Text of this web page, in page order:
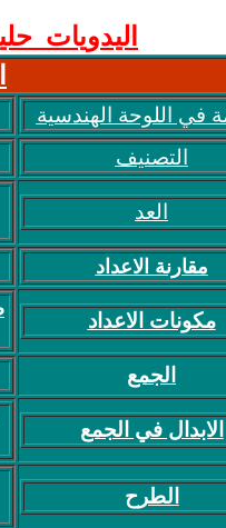
اليدويات
في اللوحة الهندسية
التصنيف
العد
مقارنة الاعداد
مكونات الاعداد
الجمع
الابدال في الجمع
الطرح